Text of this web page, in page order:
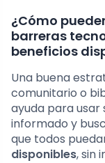
¿Cómo
barreras
beneficios
Una buena
comunitario o
ayuda para usar
informado y
que todos
disponibles, sin